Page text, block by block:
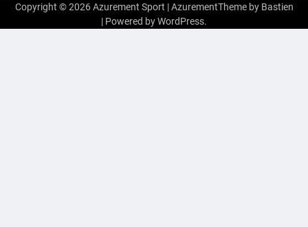
Copyright © 2026Azurement Sport | AzurementTheme by Bastien
| Powered byWordPress.